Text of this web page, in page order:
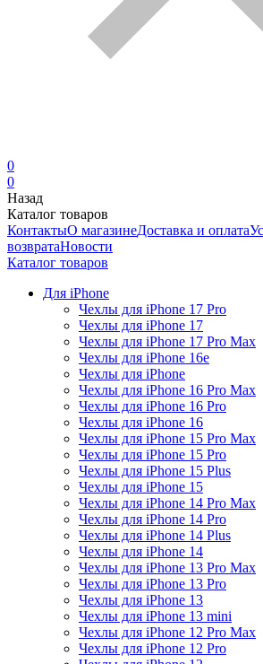
0
0
Назад
Каталог товаров
КонтактыО магазинеДоставка и оплата
возвратаНовости
Каталог товаров
Для iPhone
Чехлы для iPhone 17 Pro
Чехлы для iPhone 17
Чехлы для iPhone 17 Pro Max
Чехлы для iPhone 16e
Чехлы для iPhone
Чехлы для iPhone 16 Pro Max
Чехлы для iPhone 16 Pro
Чехлы для iPhone 16
Чехлы для iPhone 15 Pro Max
Чехлы для iPhone 15 Pro
Чехлы для iPhone 15 Plus
Чехлы для iPhone 15
Чехлы для iPhone 14 Pro Max
Чехлы для iPhone 14 Pro
Чехлы для iPhone 14 Plus
Чехлы для iPhone 14
Чехлы для iPhone 13 Pro Max
Чехлы для iPhone 13 Pro
Чехлы для iPhone 13
Чехлы для iPhone 13 mini
Чехлы для iPhone 12 Pro Max
Чехлы для iPhone 12 Pro